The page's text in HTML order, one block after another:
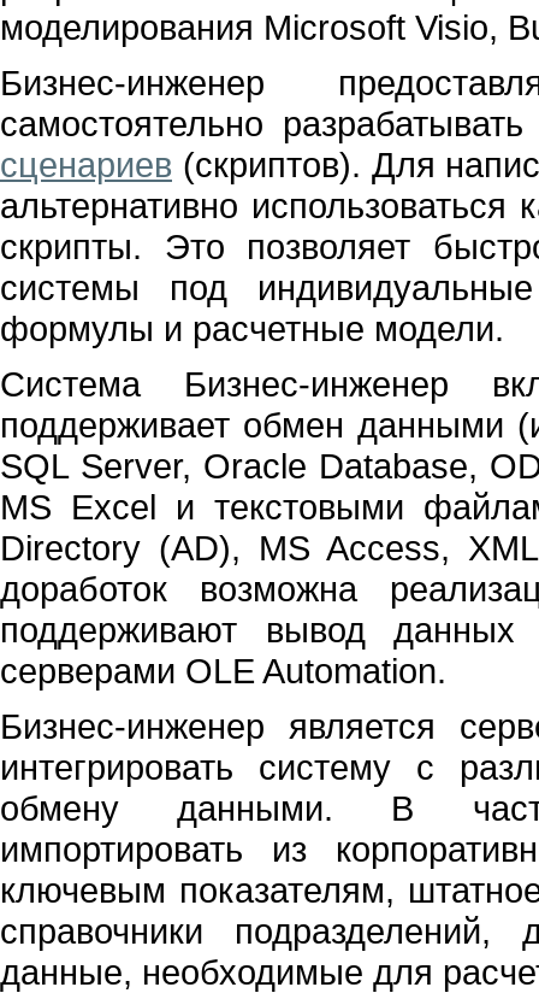
моделирования Microsoft Visio,
Бизнес-инженер
самостоятельно
сценариев (скриптов). Для
альтернативно
скрипты. Это позволяет
системы под
формулы и расчетные модели.
Система Бизнес-инженер
поддерживает обмен данными
SQL Server, Oracle Database,
MS Excel и текстовыми
Directory (AD), MS Access,
доработок возможна
поддерживают вывод
серверами OLE Automation.
Бизнес-инженер является
интегрировать систему с
обмену данными. В
импортировать из
ключевым показателям,
справочники
данные, необходимые для